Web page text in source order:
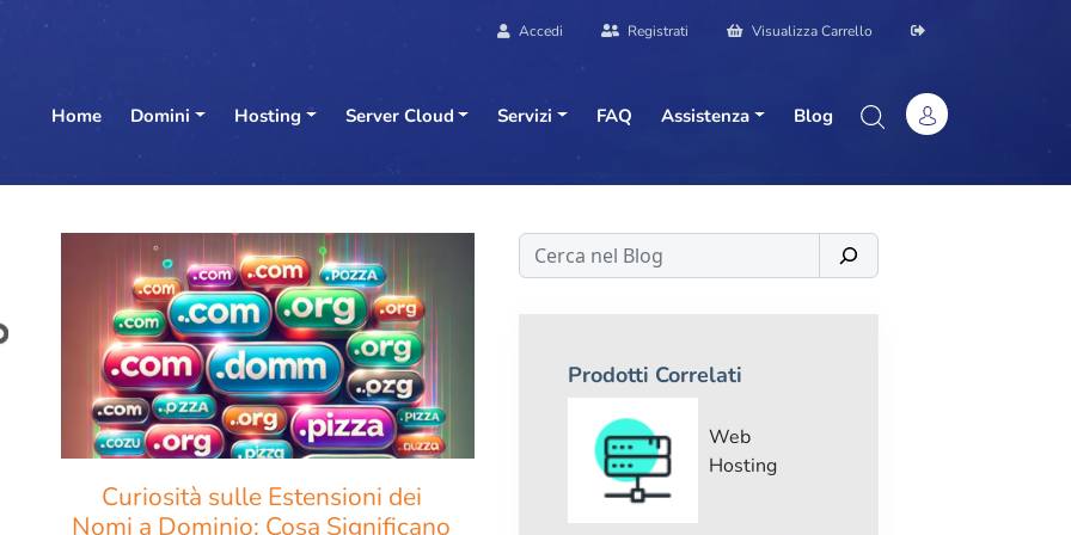
Accedi Registrati Visualizza Carrello
Home Domini Hosting Server Cloud Servizi FAQ Assistenza Blog
Curiosità sulle Estensioni dei
Nomi a Dominio: Cosa Significano
Cerca
Prodotti Correlati
Web
Hosting